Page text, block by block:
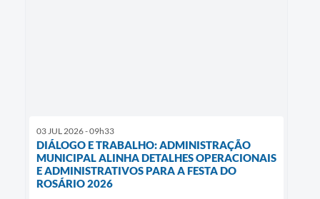
03 JUL 2026 - 09h33
DIÁLOGO E TRABALHO: ADMINISTRAÇÃO
MUNICIPAL ALINHA DETALHES OPERACIONAIS
E ADMINISTRATIVOS PARA A FESTA DO
ROSÁRIO 2026